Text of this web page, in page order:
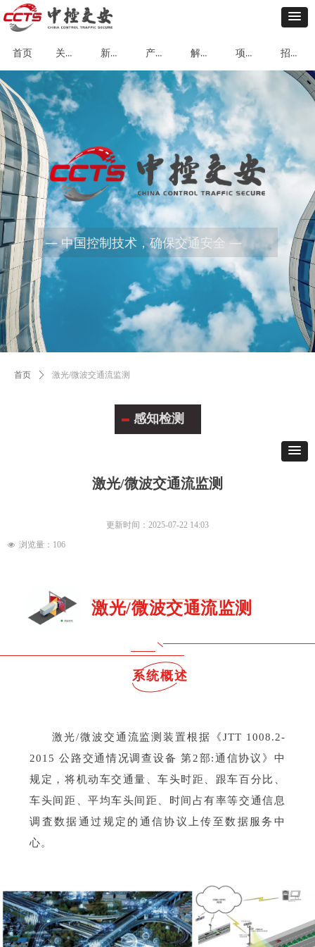
首页 关于我们 新闻动态 产品中心 解决方案 项目案例 招贤纳士
— 中国控制技术，确保交通安全 —
激光/微波交通流监测
激光/微波交通流监测
系统概述
激光/微波交通流监测装置根据《JTT 1008.2-
2015 公路交通情况调查设备 第2部:通信协议》中
规定，将机动车交通量、车头时距、跟车百分比、
车头间距、平均车头间距、时间占有率等交通信息
调査数据通过规定的通信协议上传至数据服务中
心。
首页 ꄲ 激光/微波交通流监测
넶 浏览量： 106
感知检测
更新时间： 2025-07-22 14:03